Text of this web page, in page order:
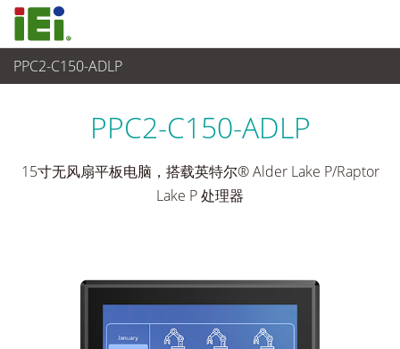
PPC2-C150-ADLP
平板电脑 与 显示器 >
PPC2-C150-ADLP
15寸无风扇平板电脑，搭载英特尔® Alder Lake P/Raptor
Lake P 处理器